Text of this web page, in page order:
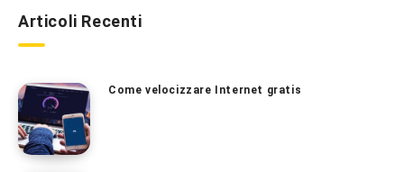
Articoli Recenti
Come velocizzare Internet gratis